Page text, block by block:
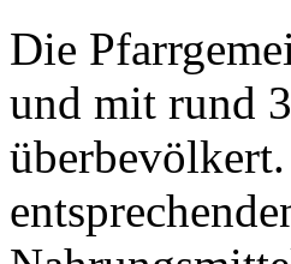
Die
und mit rund